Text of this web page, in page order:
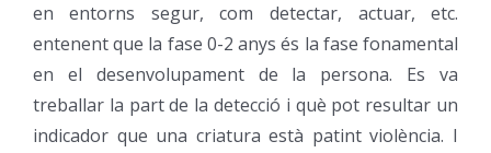
en entorns segur, com detectar, actuar, etc.
entenent que la fase 0-2 anys és la fase fonamental
en el desenvolupament de la persona. Es va
treballar la part de la detecció i què pot resultar un
indicador que una criatura està patint violència. I